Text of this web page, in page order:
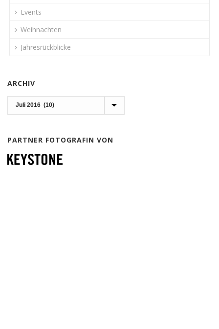
Events
Weihnachten
Jahresrückblicke
ARCHIV
Archiv
PARTNER FOTOGRAFIN VON